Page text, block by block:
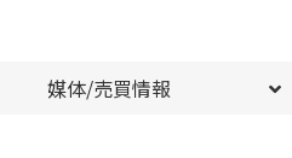
媒体/売買情報